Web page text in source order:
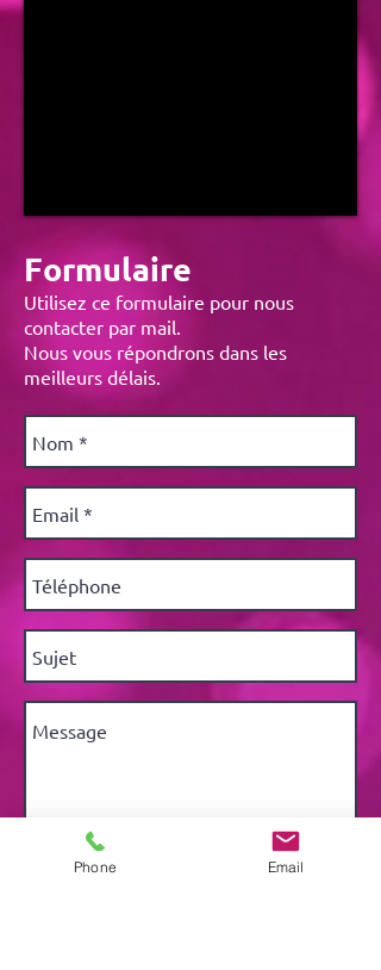
Formulaire
Utilisez ce formulaire pour nous
contacter par mail.
Nous vous répondrons dans les
meilleurs délais.
Phone Email